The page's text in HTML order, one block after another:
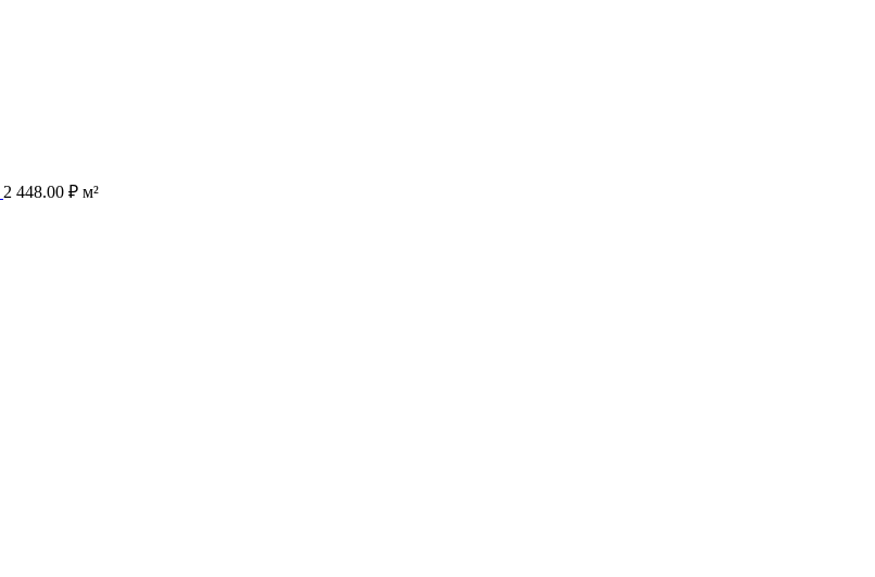
2 448.00 ₽ м²